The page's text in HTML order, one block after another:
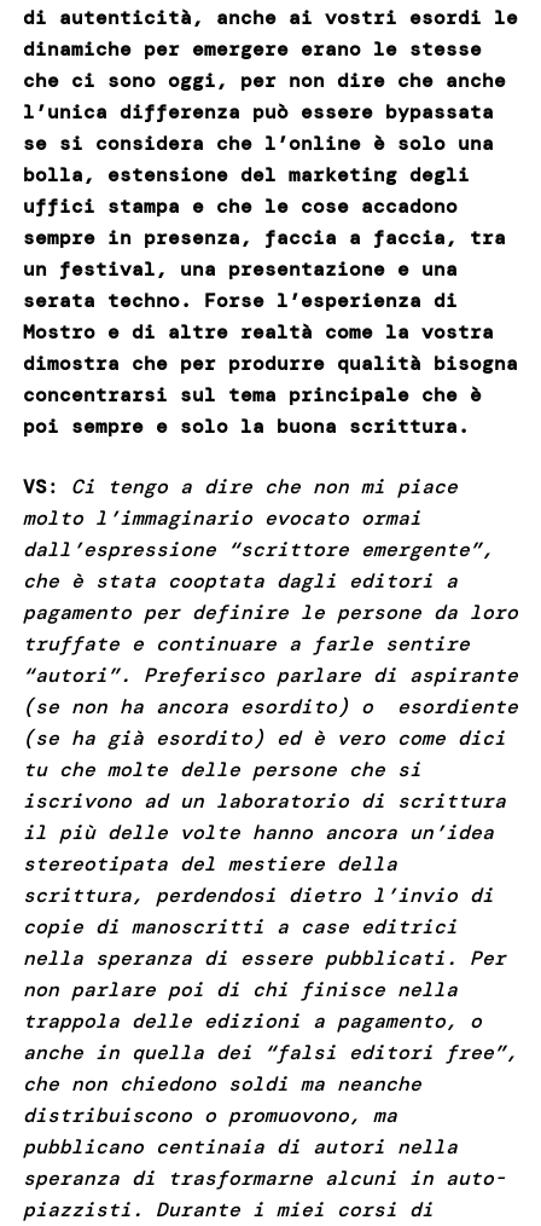
di autenticità, anche ai vostri esordi le
dinamiche per emergere erano le stesse
che ci sono oggi, per non dire che anche
l’unica differenza può essere bypassata
se si considera che l’online è solo una
bolla, estensione del marketing degli
uffici stampa e che le cose accadono
sempre in presenza, faccia a faccia, tra
un festival, una presentazione e una
serata techno. Forse l’esperienza di
Mostro e di altre realtà come la vostra
dimostra che per produrre qualità bisogna
concentrarsi sul tema principale che è
poi sempre e solo la buona scrittura.
VS: Ci tengo a dire che non mi piace
molto l’immaginario evocato ormai
dall’espressione “scrittore emergente”,
che è stata cooptata dagli editori a
pagamento per definire le persone da loro
truffate e continuare a farle sentire
“autori”. Preferisco parlare di aspirante
(se non ha ancora esordito) o esordiente
(se ha già esordito) ed è vero come dici
tu che molte delle persone che si
iscrivono ad un laboratorio di scrittura
il più delle volte hanno ancora un’idea
stereotipata del mestiere della
scrittura, perdendosi dietro l’invio di
copie di manoscritti a case editrici
nella speranza di essere pubblicati. Per
non parlare poi di chi finisce nella
trappola delle edizioni a pagamento, o
anche in quella dei “falsi editori free”,
che non chiedono soldi ma neanche
distribuiscono o promuovono, ma
pubblicano centinaia di autori nella
speranza di trasformarne alcuni in auto-
piazzisti. Durante i miei corsi di